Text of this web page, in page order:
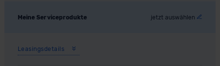
Meine Serviceprodukte jetzt auswählen
Leasingsdetails